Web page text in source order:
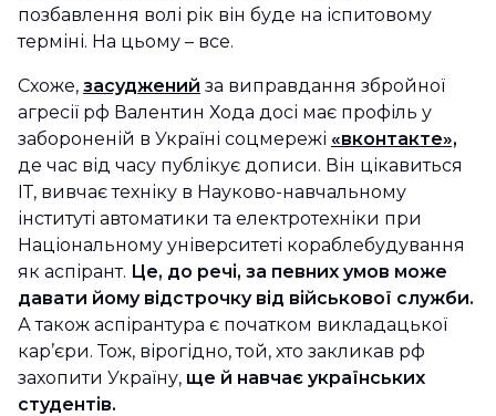
позбавлення волі рік він буде на іспитовому
терміні. На цьому – все.
Схоже, засуджений за виправдання збройної
агресії рф Валентин Хода досі має профіль у
забороненій в Україні соцмережі «вконтакте»,
де час від часу публікує дописи. Він цікавиться
ІТ, вивчає техніку в Науково-навчальному
інституті автоматики та електротехніки при
Національному університеті кораблебудування
як аспірант. Це, до речі, за певних умов може
давати йому відстрочку від військової служби.
А також аспірантура є початком викладацької
кар’єри. Тож, вірогідно, той, хто закликав рф
захопити Україну, ще й навчає українських
студентів.